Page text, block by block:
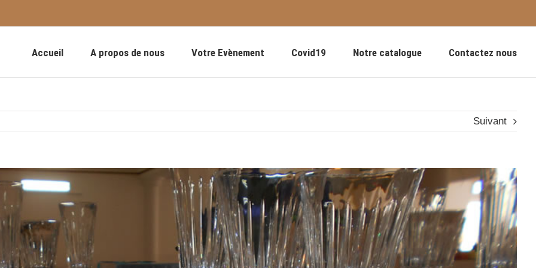
Accueil A propos de nous Votre Evènement Covid19 Notre catalogue Contactez nous
Suivant